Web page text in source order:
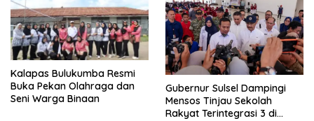
Kalapas Bulukumba Resmi
Buka Pekan Olahraga dan
Seni Warga Binaan
Gubernur Sulsel Dampingi
Mensos Tinjau Sekolah
Rakyat Terintegrasi 3 di